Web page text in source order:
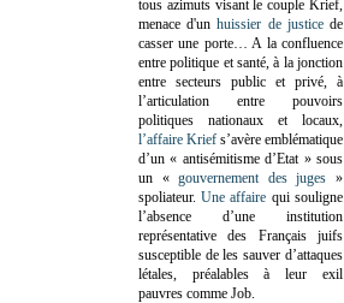
tous azimuts visant le couple Krief,
menace d'unhuissier de justicede
casser une porte… A la confluence
entre politique et santé, à la jonction
entre secteurs public et privé, à
l’articulation entre pouvoirs
politiques nationaux et locaux,
l’affaire Krief s’avère emblématique
d’un « antisémitisme d’Etat » sous
un «gouvernement des juges »
spoliateur.Une affaire qui souligne
l’absence d’une institution
représentative des Français juifs
susceptible de les sauver d’attaques
létales, préalables à leur exil
pauvres comme Job.